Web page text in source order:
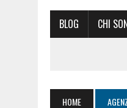
BLOG CHI
HOME